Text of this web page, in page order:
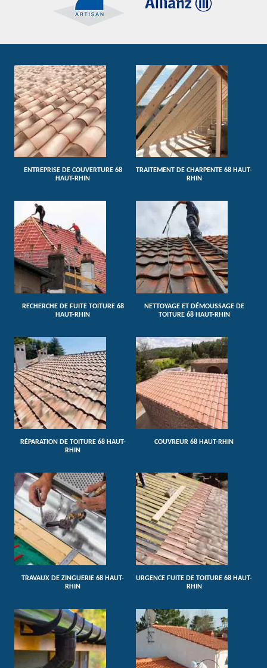
ENTREPRISE DE COUVERTURE 68
HAUT-RHIN
TRAITEMENT DE CHARPENTE 68 HAUT-
RHIN
RECHERCHE DE FUITE TOITURE 68
HAUT-RHIN
NETTOYAGE ET DÉMOUSSAGE DE
TOITURE 68 HAUT-RHIN
RÉPARATION DE TOITURE 68 HAUT-
RHIN
COUVREUR 68 HAUT-RHIN
TRAVAUX DE ZINGUERIE 68 HAUT-
RHIN
URGENCE FUITE DE TOITURE 68 HAUT-
RHIN